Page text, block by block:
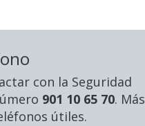
con la Seguridad
901 10 65 70. Más
útiles.